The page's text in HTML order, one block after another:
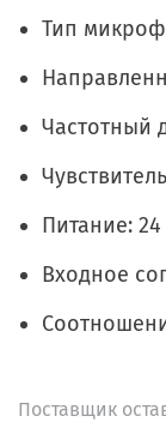
Тип
Частотный
Питание:
Входное
Поставщик